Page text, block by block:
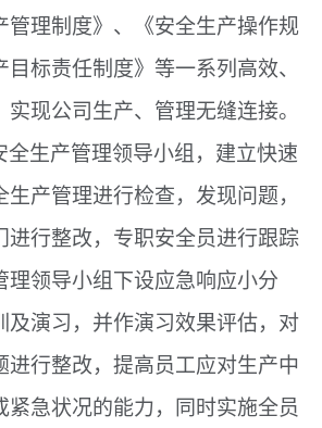
管理制度》、《安全生产操作规
标责任制度》等一系列高效、
现公司生产、管理无缝连接。
全生产管理领导小组，建立快速
产管理进行检查，发现问题，
进行整改，专职安全员进行跟踪
理领导小组下设应急响应小分
及演习，并作演习效果评估，对
进行整改，提高员工应对生产中
紧急状况的能力，同时实施全员